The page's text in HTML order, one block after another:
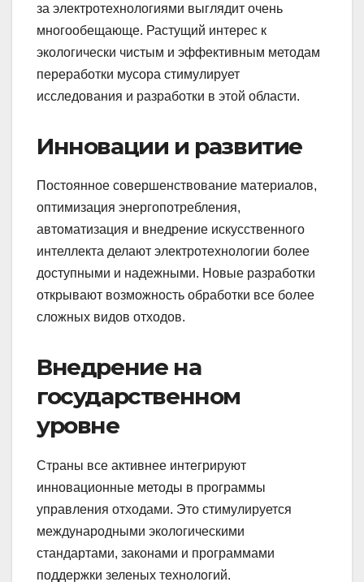
за электротехнологиями выглядит очень
многообещающе. Растущий интерес к
экологически чистым и эффективным методам
переработки мусора стимулирует
исследования и разработки в этой области.
Инновации и развитие
Постоянное совершенствование материалов,
оптимизация энергопотребления,
автоматизация и внедрение искусственного
интеллекта делают электротехнологии более
доступными и надежными. Новые разработки
открывают возможность обработки все более
сложных видов отходов.
Внедрение на
государственном
уровне
Страны все активнее интегрируют
инновационные методы в программы
управления отходами. Это стимулируется
международными экологическими
стандартами, законами и программами
поддержки зеленых технологий.